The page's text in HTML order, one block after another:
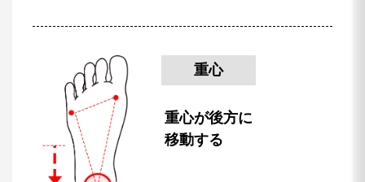
重心
重心が後方に
移動する